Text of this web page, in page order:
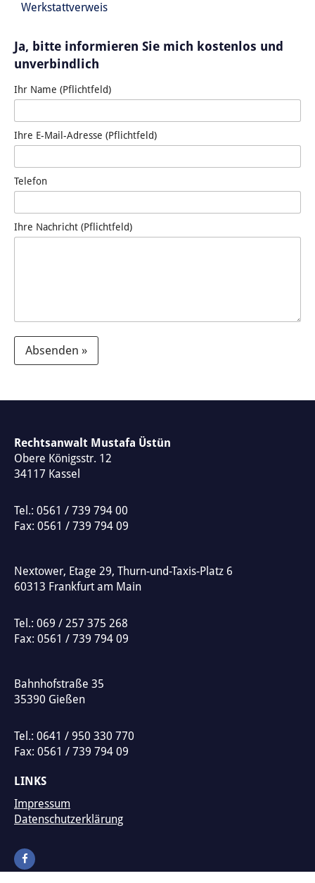
Werkstattverweis
Ja, bitte informieren Sie mich kostenlos und
unverbindlich
Ihr Name (Pflichtfeld)
Ihre E-Mail-Adresse (Pflichtfeld)
Telefon
Ihre Nachricht (Pflichtfeld)
Absenden »
e
r
n
t
v
e
Rechtsanwalt Mustafa Üstün
Obere Königsstr. 12
34117 Kassel
Tel.: 0561 / 739 794 00
Fax: 0561 / 739 794 09
Nextower, Etage 29, Thurn-und-Taxis-Platz 6
60313 Frankfurt am Main
Tel.: 069 / 257 375 268
Fax: 0561 / 739 794 09
Bahnhofstraße 35
35390 Gießen
Tel.: 0641 / 950 330 770
Fax: 0561 / 739 794 09
LINKS
Impressum
Datenschutzerklärung